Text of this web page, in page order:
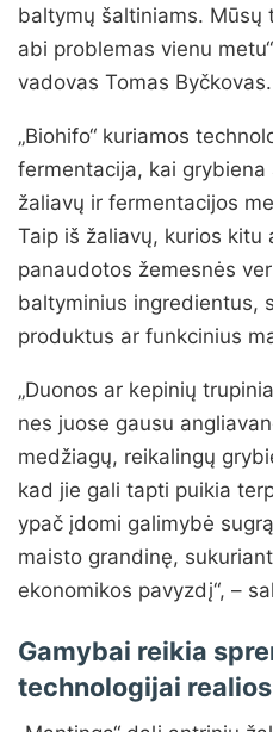
baltymų šaltiniams. Mūsų
abi problemas vienu
vadovas Tomas Byčkovas.
„Biohifo“ kuriamos
fermentacija, kai grybiena
žaliavų ir fermentacijos
Taip iš žaliavų, kurios kitu
panaudotos žemesnės
baltyminius ingredientus,
produktus ar funkcinius
„Duonos ar kepinių
nes juose gausu
medžiagų, reikalingų
kad jie gali tapti puikia
ypač įdomi galimybė
maisto grandinę,
ekonomikos pavyzdį“, –
Gamybai reikia
technologijai